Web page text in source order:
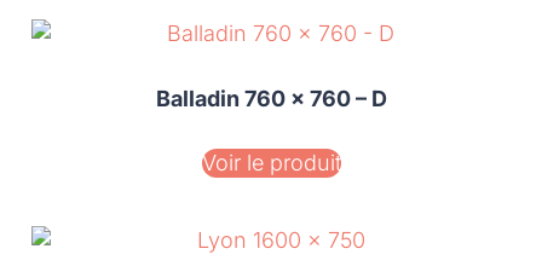
Balladin 760 x 760 – D
Voir le produit